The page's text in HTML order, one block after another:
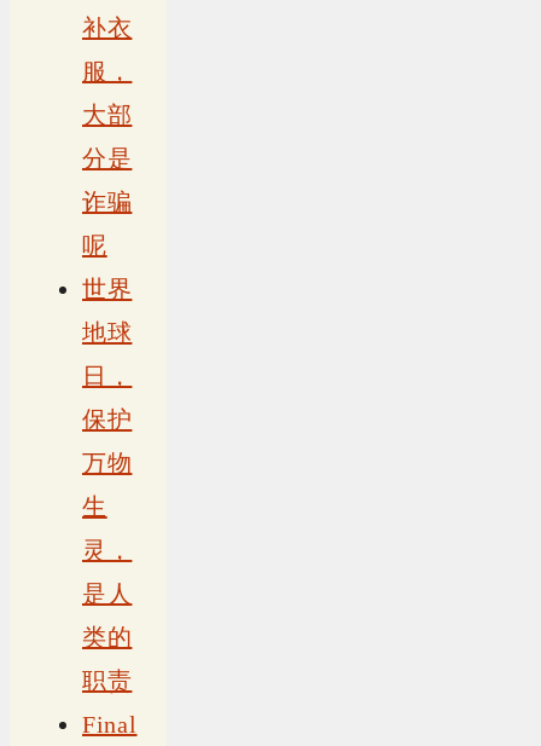
补衣
服，
大部
分是
诈骗
呢
世界
地球
日，
保护
万物
生
灵，
是人
类的
职责
Final